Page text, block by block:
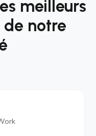
meilleurs
notre